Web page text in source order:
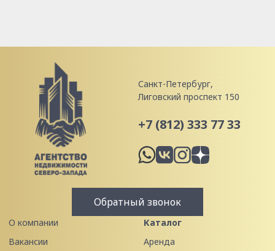
Санкт-Петербург,
Лиговский проспект 150
+7 (812) 333 77 33
Обратный звонок
О компании
Вакансии
Каталог
Аренда